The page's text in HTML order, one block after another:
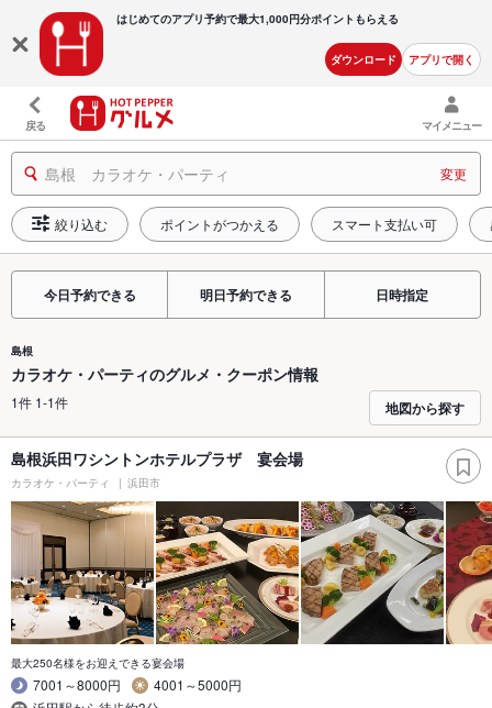
はじめてのアプリ予約で最大1,000円分ポイントもらえる
ダウンロード アプリで開く
戻る マイメニュー
島根 カラオケ・パーティ 変更
絞り込む ポイントがつかえる スマート支払い可
今日予約できる 明日予約できる 日時指定
島根
カラオケ・パーティのグルメ・クーポン情報
1件 1-1件 地図から探す
島根浜田ワシントンホテルプラザ 宴会場
カラオケ・パーティ 浜田市
最大250名様をお迎えできる宴会場
7001～8000円
4001～5000円